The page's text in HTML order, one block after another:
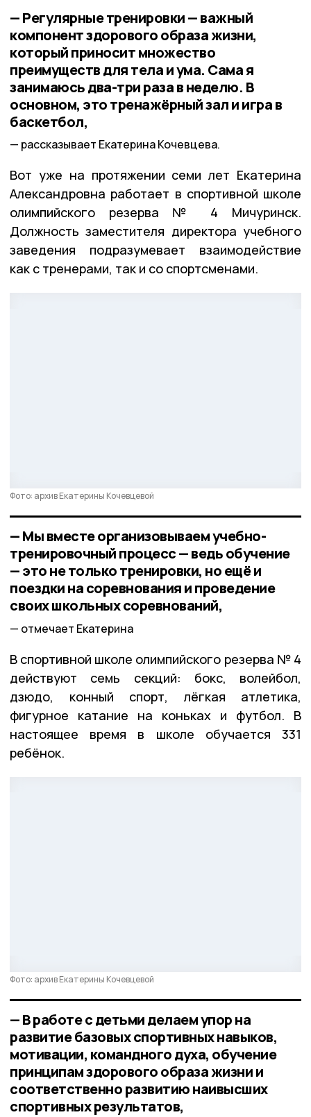
— Регулярные тренировки — важный
компонент здорового образа жизни,
который приносит множество
преимуществ для тела и ума. Сама я
занимаюсь два-три раза в неделю. В
основном, это тренажёрный зал и игра в
баскетбол,
рассказывает Екатерина Кочевцева.
Вот уже на протяжении семи лет Екатерина
Александровна работает в спортивной школе
олимпийского резерва № 4 Мичуринск.
Должность заместителя директора учебного
заведения подразумевает взаимодействие
как с тренерами, так и со спортсменами.
Фото: архив Екатерины Кочевцевой
— Мы вместе организовываем учебно-
тренировочный процесс — ведь обучение
— это не только тренировки, но ещё и
поездки на соревнования и проведение
своих школьных соревнований,
отмечает Екатерина
В спортивной школе олимпийского резерва № 4
действуют семь секций: бокс, волейбол,
дзюдо, конный спорт, лёгкая атлетика,
фигурное катание на коньках и футбол. В
настоящее время в школе обучается 331
ребёнок.
Фото: архив Екатерины Кочевцевой
— В работе с детьми делаем упор на
развитие базовых спортивных навыков,
мотивации, командного духа, обучение
принципам здорового образа жизни и
соответственно развитию наивысших
спортивных результатов,